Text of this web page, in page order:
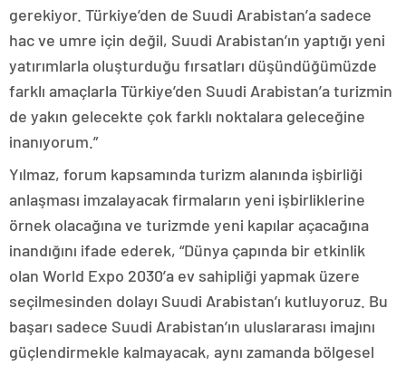
gerekiyor. Türkiye’den de Suudi Arabistan’a sadece
hac ve umre için değil, Suudi Arabistan’ın yaptığı yeni
yatırımlarla oluşturduğu fırsatları düşündüğümüzde
farklı amaçlarla Türkiye’den Suudi Arabistan’a turizmin
de yakın gelecekte çok farklı noktalara geleceğine
inanıyorum.”
Yılmaz, forum kapsamında turizm alanında işbirliği
anlaşması imzalayacak firmaların yeni işbirliklerine
örnek olacağına ve turizmde yeni kapılar açacağına
inandığını ifade ederek, “Dünya çapında bir etkinlik
olan World Expo 2030’a ev sahipliği yapmak üzere
seçilmesinden dolayı Suudi Arabistan’ı kutluyoruz. Bu
başarı sadece Suudi Arabistan’ın uluslararası imajını
güçlendirmekle kalmayacak, aynı zamanda bölgesel